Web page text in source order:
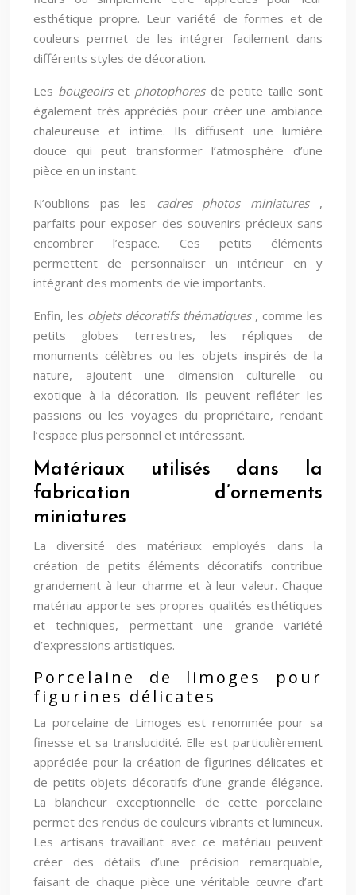
esthétique propre. Leur variété de formes et de
couleurs permet de les intégrer facilement dans
différents styles de décoration.
Les bougeoirs et photophores de petite taille sont
également très appréciés pour créer une ambiance
chaleureuse et intime. Ils diffusent une lumière
douce qui peut transformer l’atmosphère d’une
pièce en un instant.
N’oublions pas les cadres photos miniatures ,
parfaits pour exposer des souvenirs précieux sans
encombrer l’espace. Ces petits éléments
permettent de personnaliser un intérieur en y
intégrant des moments de vie importants.
Enfin, les objets décoratifs thématiques , comme les
petits globes terrestres, les répliques de
monuments célèbres ou les objets inspirés de la
nature, ajoutent une dimension culturelle ou
exotique à la décoration. Ils peuvent refléter les
passions ou les voyages du propriétaire, rendant
l’espace plus personnel et intéressant.
Matériaux utilisés dans la
fabrication d’ornements
miniatures
La diversité des matériaux employés dans la
création de petits éléments décoratifs contribue
grandement à leur charme et à leur valeur. Chaque
matériau apporte ses propres qualités esthétiques
et techniques, permettant une grande variété
d’expressions artistiques.
Porcelaine de limoges pour
figurines délicates
La porcelaine de Limoges est renommée pour sa
finesse et sa translucidité. Elle est particulièrement
appréciée pour la création de figurines délicates et
de petits objets décoratifs d’une grande élégance.
La blancheur exceptionnelle de cette porcelaine
permet des rendus de couleurs vibrants et lumineux.
Les artisans travaillant avec ce matériau peuvent
créer des détails d’une précision remarquable,
faisant de chaque pièce une véritable œuvre d’art